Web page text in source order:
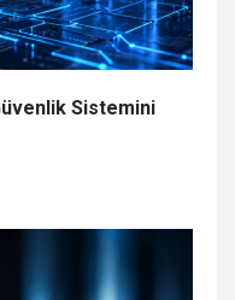
Sistemini